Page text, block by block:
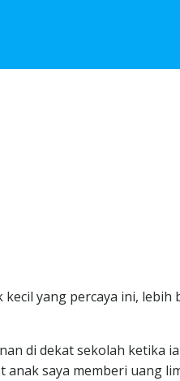
yang percaya ini,
di dekat sekolah
saya memberi uang